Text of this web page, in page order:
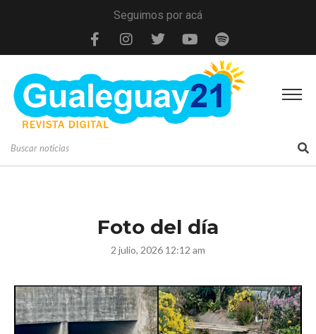
Seguimos por acá
Foto del día
2 julio, 2026 12:12 am